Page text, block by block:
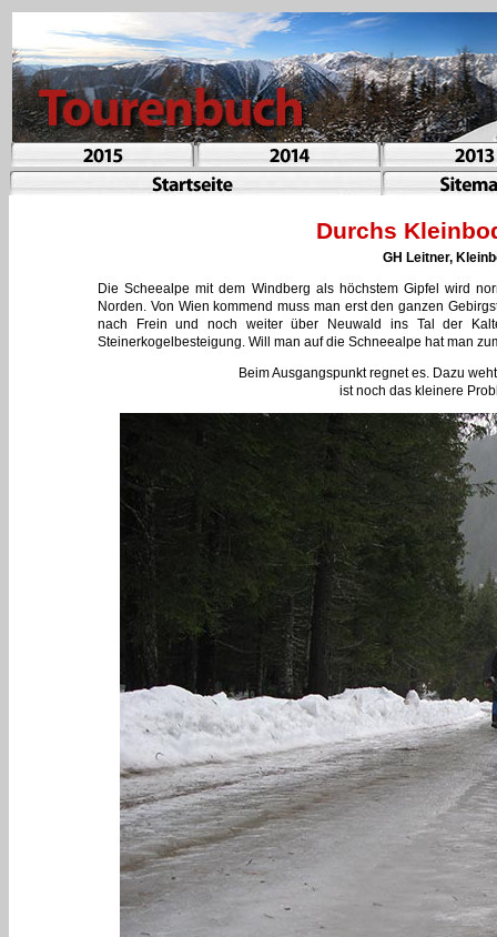
Durchs
GH Leitner,
Die Scheealpe mit dem Windberg als höchstem Gipfel wird
Norden. Von Wien kommend muss man erst den ganzen
nach Frein und noch weiter über Neuwald ins Tal der
Steinerkogelbesteigung. Will man auf die Schneealpe hat man
Beim Ausgangspunkt regnet es. Dazu
ist noch das kleinere